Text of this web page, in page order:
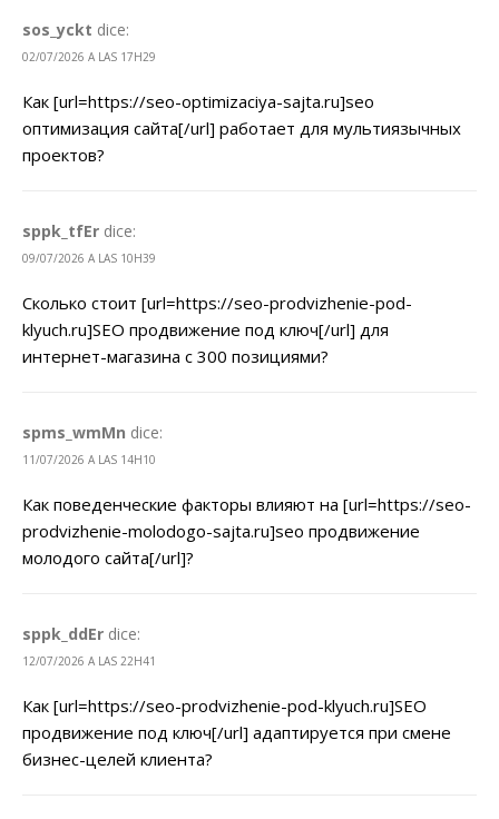
sos_yckt dice:
02/07/2026 A LAS 17H29
Как [url=https://seo-optimizaciya-sajta.ru]seo
оптимизация сайта[/url] работает для мультиязычных
проектов?
sppk_tfEr dice:
09/07/2026 A LAS 10H39
Сколько стоит [url=https://seo-prodvizhenie-pod-
klyuch.ru]SEO продвижение под ключ[/url] для
интернет-магазина с 300 позициями?
spms_wmMn dice:
11/07/2026 A LAS 14H10
Как поведенческие факторы влияют на [url=https://seo-
prodvizhenie-molodogo-sajta.ru]seo продвижение
молодого сайта[/url]?
sppk_ddEr dice:
12/07/2026 A LAS 22H41
Как [url=https://seo-prodvizhenie-pod-klyuch.ru]SEO
продвижение под ключ[/url] адаптируется при смене
бизнес-целей клиента?